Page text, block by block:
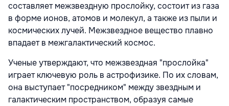
составляет межзвездную прослойку, состоит из газа
в форме ионов, атомов и молекул, а также из пыли и
космических лучей. Межзвездное вещество плавно
впадает в межгалактический космос.
Ученые утверждают, что межзвездная "прослойка"
играет ключевую роль в астрофизике. По их словам,
она выступает "посредником" между звездным и
галактическим пространством, образуя самые